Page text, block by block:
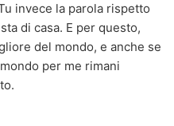
invece la parola rispetto
di casa. E per questo,
del mondo, e anche se
per me rimani